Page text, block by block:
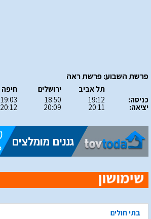
פרשת השבוע: פרשת ראה
כניסה:
יציאה:
תל אביב
19:12
20:11
ירושלים
18:50
20:09
חיפה
19:03
20:12
בתי חולים